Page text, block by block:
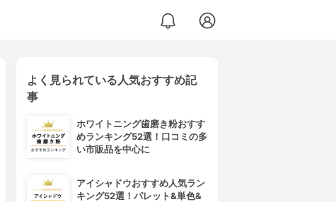
よく見られている人気おすすめ記
事
ホワイトニング歯磨き粉おすす
めランキング52選！口コミの多
い市販品を中心に
アイシャドウおすすめ人気ラン
キング52選！パレット&単色&